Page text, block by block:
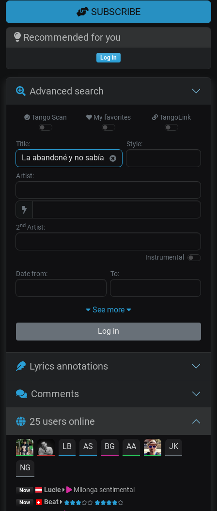
SUBSCRIBE
Recommended for you
Log in
Advanced search
Tango Scan My favorites TangoLink
Title: Style:
Artist:
2nd Artist:
Instrumental
Date from: To:
See more
Log in
Lyrics annotations
Comments
25 users online
LB AS BG AA JK
NG
Now Lucie Milonga sentimental
Now
Beat